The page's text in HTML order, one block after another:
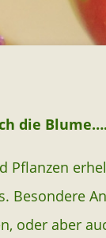
die Blume….
Pflanzen
Besondere
oder aber